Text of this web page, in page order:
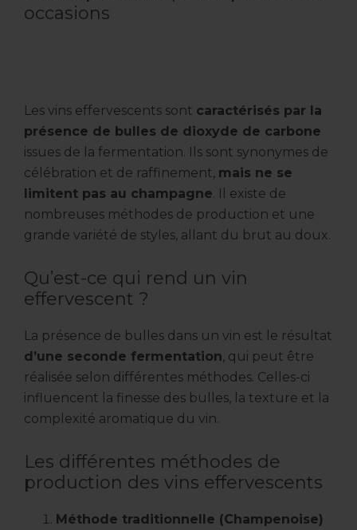
occasions
Les vins effervescents sont caractérisés par la
présence de bulles de dioxyde de carbone
issues de la fermentation. Ils sont synonymes de
célébration et de raffinement, mais ne se
limitent pas au champagne. Il existe de
nombreuses méthodes de production et une
grande variété de styles, allant du brut au doux.
Qu’est-ce qui rend un vin
effervescent ?
La présence de bulles dans un vin est le résultat
d’une seconde fermentation, qui peut être
réalisée selon différentes méthodes. Celles-ci
influencent la finesse des bulles, la texture et la
complexité aromatique du vin.
Les différentes méthodes de
production des vins effervescents
Méthode traditionnelle (Champenoise)